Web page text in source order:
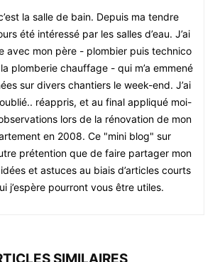
la salle de bain. Depuis ma tendre
été intéressé par les salles d’eau. J’ai
avec mon père - plombier puis technico
plomberie chauffage - qui m’a emmené
sur divers chantiers le week-end. J’ai
réappris, et au final appliqué moi-
lors de la rénovation de mon
en 2008. Ce "mini blog" sur
prétention que de faire partager mon
et astuces au biais d’articles courts
j’espère pourront vous être utiles.